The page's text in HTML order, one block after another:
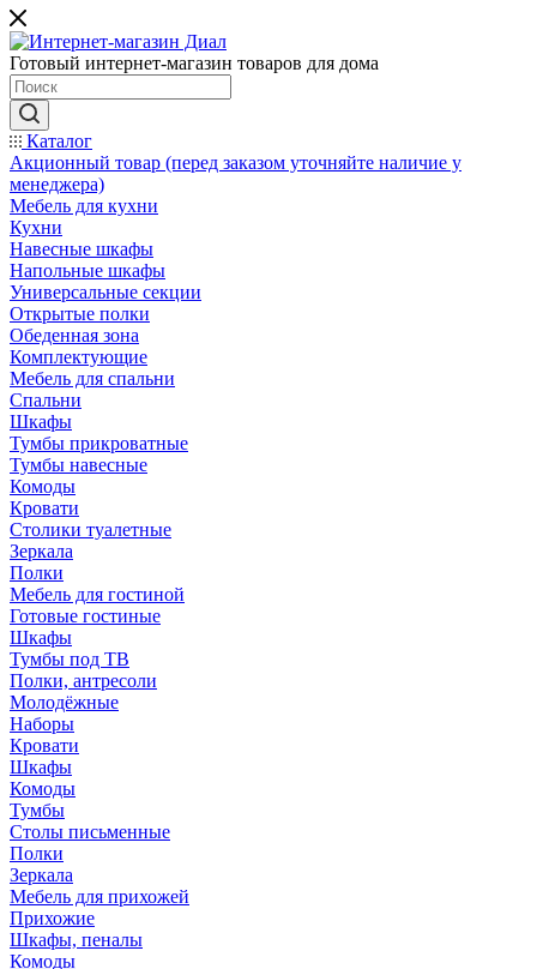
Готовый интернет-магазин товаров для дома
Каталог
Акционный товар (перед заказом уточняйте наличие у
менеджера)
Мебель для кухни
Кухни
Навесные шкафы
Напольные шкафы
Универсальные секции
Открытые полки
Обеденная зона
Комплектующие
Мебель для спальни
Спальни
Шкафы
Тумбы прикроватные
Тумбы навесные
Комоды
Кровати
Столики туалетные
Зеркала
Полки
Мебель для гостиной
Готовые гостиные
Шкафы
Тумбы под ТВ
Полки, антресоли
Молодёжные
Наборы
Кровати
Шкафы
Комоды
Тумбы
Столы письменные
Полки
Зеркала
Мебель для прихожей
Прихожие
Шкафы, пеналы
Комоды